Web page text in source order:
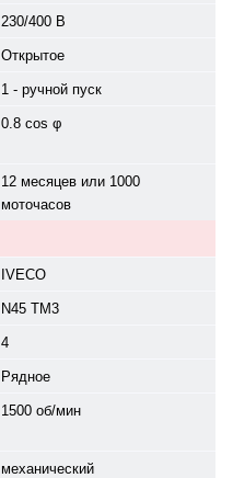
230/400 В
Открытое
1 - ручной пуск
0.8 cos φ
12 месяцев или 1000
моточасов
IVECO
N45 TM3
4
Рядное
1500 об/мин
механический